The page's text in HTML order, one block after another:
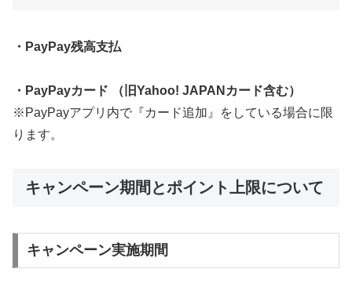
・PayPay残高支払
・PayPayカード （旧Yahoo! JAPANカード含む）
※PayPayアプリ内で『カード追加』をしている場合に限
ります。
キャンペーン期間とポイント上限について
キャンペーン実施期間